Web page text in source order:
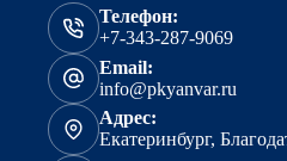
Телефон:
+7-343-287-9069
Email:
info@pkyanvar.ru
Адрес:
Екатеринбург,